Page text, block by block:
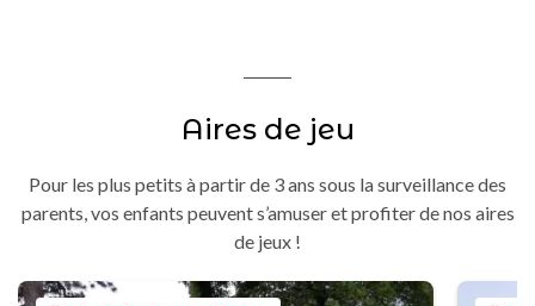
Aires de jeu
Pour les plus petits à partir de 3 ans sous la surveillance des
parents, vos enfants peuvent s’amuser et profiter de nos aires
de jeux !